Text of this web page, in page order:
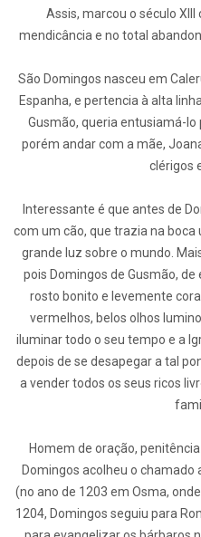
Assis, marcou o século
mendicância e no total
São Domingos nasceu em
Espanha, e pertencia à alta
Gusmão, queria entusiamá-
porém andar com a mãe,
clérigos
Interessante é que antes de
com um cão, que trazia na
grande luz sobre o mundo.
pois Domingos de Gusmão,
rosto bonito e levemente
vermelhos, belos olhos
iluminar todo o seu tempo e a
depois de se desapegar a tal
a vender todos os seus ricos
Homem de oração,
Domingos acolheu o chamado
(no ano de 1203 em Osma,
1204, Domingos seguiu para